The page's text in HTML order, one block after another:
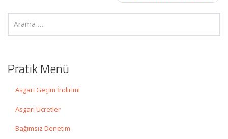
Pratik Menü
Asgari Geçim İndirimi
Asgari Ücretler
Bağımsız Denetim